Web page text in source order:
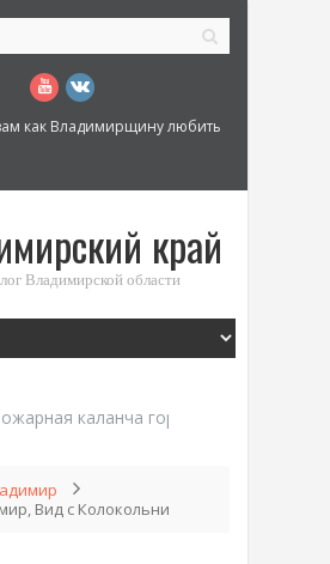
как Владимирщину любить
край
Владимирской области
каланча города Коврова
Вид с Колокольни